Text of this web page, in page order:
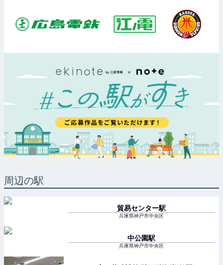
周辺の駅
貿易センター駅
兵庫県神戸市中央区
中公園駅
兵庫県神戸市中央区